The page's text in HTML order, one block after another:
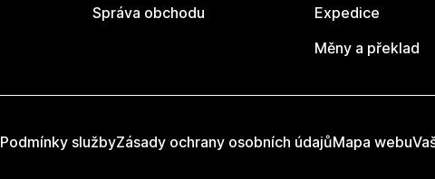
Správa obchodu
Expedice
Měny a překlad
Podmínky službyZásady ochrany osobních údajůMapa webu